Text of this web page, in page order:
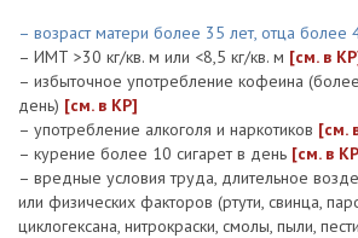
– возраст матери более 35 лет, отца более
– ИМТ >30 кг/кв. м или <8,5 кг/кв. м [см. в
– избыточное употребление кофеина
день) [см. в КР]
– употребление алкоголя и наркотиков [см.
– курение более 10 сигарет в день [см. в
– вредные условия труда, длительное
или физических факторов (ртути, свинца,
циклогексана, нитрокраски, смолы, пыли,